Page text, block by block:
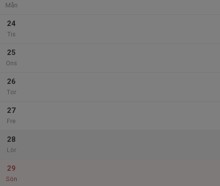
Mån
24
Tis
25
Ons
26
Tor
27
Fre
28
Lör
29
Sön